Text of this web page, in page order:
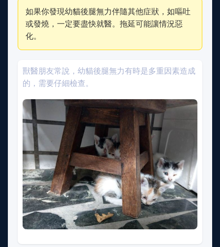
如果你發現幼貓後腿無力伴隨其他症狀，如嘔吐
或發燒，一定要盡快就醫。拖延可能讓情況惡
化。
獸醫朋友常說，幼貓後腿無力有時是多重因素造成
的，需要仔細檢查。